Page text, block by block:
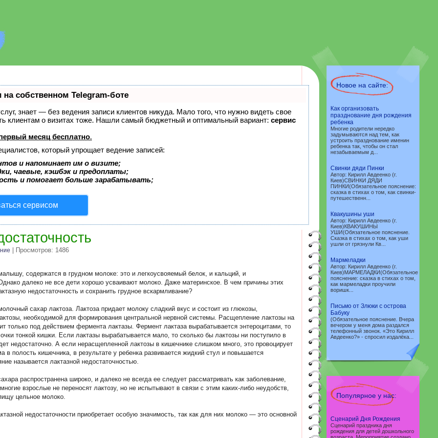
собственном Telegram-боте
знает — без ведения записи клиентов никуда. Мало того, что нужно видеть свое
клиентам о визитах тоже. Нашли самый бюджетный и оптимальный вариант: сервис
месяц бесплатно.
который упрощает ведение записей:
и напоминает им о визите;
чаевые, кэшбэк и предоплаты;
и помогает больше зарабатывать;
сервисом
| Просмотров: 1486
содержатся в грудном молоке: это и легкоусвояемый белок, и кальций, и
далеко не все дети хорошо усваивают молоко. Даже материнское. В чем причины этих
недостаточность и сохранить грудное вскармливание?
сахар лактоза. Лактоза придает молоку сладкий вкус и состоит из глюкозы,
необходимой для формирования центральной нервной системы. Расщепление лактозы на
только под действием фермента лактазы. Фермент лактаза вырабатывается энтероцитами, то
тонкой кишки. Если лактазы вырабатывается мало, то сколько бы лактозы ни поступило в
недостаточно. А если нерасщепленной лактозы в кишечнике слишком много, это провоцирует
в полость кишечника, в результате у ребенка развивается жидкий стул и повышается
называется лактазной недостаточностью.
распространена широко, и далеко не всегда ее следует рассматривать как заболевание,
взрослые не переносят лактозу, но не испытывают в связи с этим каких-либо неудобств,
цельное молоко.
недостаточности приобретает особую значимость, так как для них молоко — это основной
Новое на сайте:
Как организовать
празднование дня рождения
ребенка
Многие родители нередко
задумываются над тем, как
устроить празднование именин
ребенка так, чтобы он стал
незабываемым д...
Свинки дяди Пинки
Автор: Кирилл Авдеенко (г.
Киев)СВИНКИ ДЯДИ
ПИНКИ(Обязательное пояснение:
сказка в стихах о том, как свинки-
путешественн...
Квакушины уши
Автор: Кирилл Авдеенко (г.
Киев)КВАКУШИНЫ
УШИ(Обязательное пояснение.
Сказка в стихах о том, как уши
ушли от грязнули Кв...
Мармеладки
Автор: Кирилл Авдеенко (г.
Киев)МАРМЕЛАДКИ(Обязательное
пояснение: сказка в стихах о том,
как мармеладки проучили
воришк...
Письмо от Злюки с острова
Бабуку
(Обязательное пояснение. Вчера
вечером у меня дома раздался
телефонный звонок. «Это Кирилл
Авдеенко?» - cпросил издалёка...
Популярное у нас:
Сценарий Дня Рождения
Сценарий праздника дня
рождения для детей дошкольного